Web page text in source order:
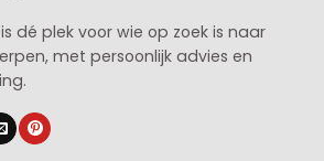
dé plek voor wie op zoek is naar
met persoonlijk advies en